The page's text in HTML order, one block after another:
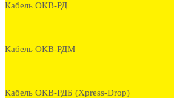
Кабель ОКВ-РД
Кабель ОКВ-РДМ
Кабель ОКВ-РДБ (Xpress-Drop)